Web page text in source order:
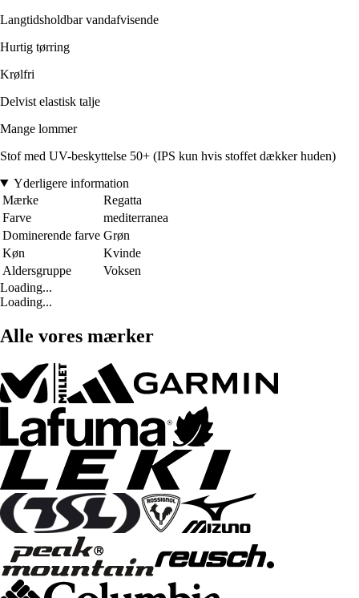
Langtidsholdbar vandafvisende
Hurtig tørring
Krølfri
Delvist elastisk talje
Mange lommer
Stof med UV-beskyttelse 50+ (IPS kun hvis stoffet dækker huden)
Yderligere information
Mærke
Regatta
Farve
mediterranea
Dominerende farve Grøn
Køn
Kvinde
Aldersgruppe
Voksen
Loading...
Loading...
Alle vores mærker